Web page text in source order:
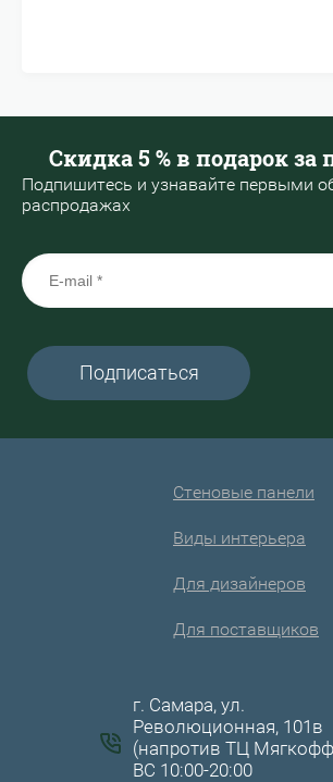
Скидка 5 % в подарок за
Подпишитесь и узнавайте первыми
распродажах
Подписаться
Стеновые панели
Виды интерьера
Для дизайнеров
Для поставщиков
г. Самара, ул.
Революционная, 101в
(напротив ТЦ
ВС 10:00-20:00